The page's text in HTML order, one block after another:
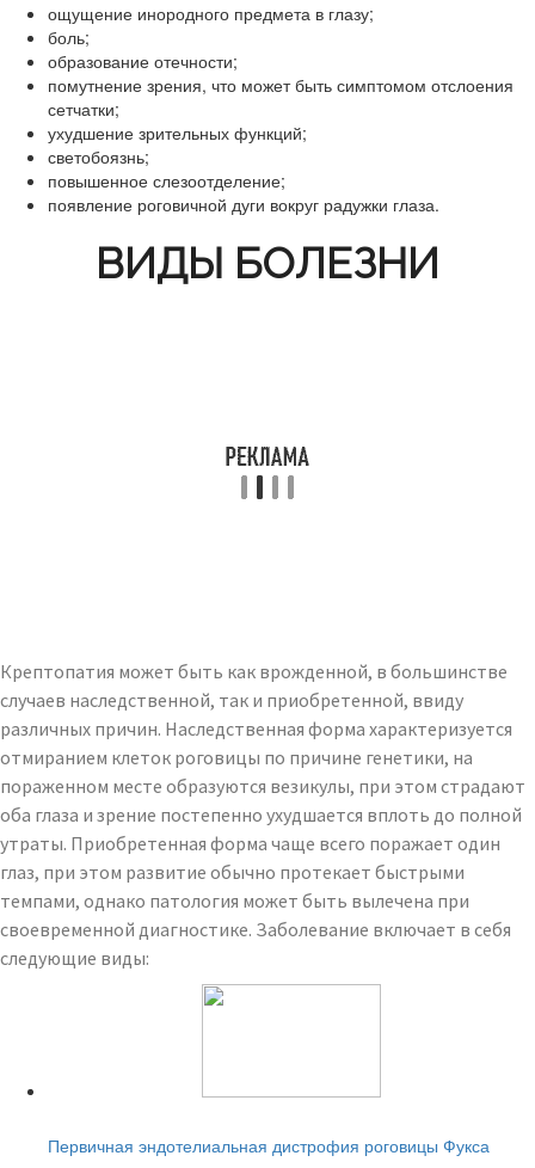
ощущение инородного предмета в глазу;
боль;
образование отечности;
помутнение зрения, что может быть симптомом отслоения
сетчатки;
ухудшение зрительных функций;
светобоязнь;
повышенное слезоотделение;
появление роговичной дуги вокруг радужки глаза.
ВИДЫ БОЛЕЗНИ
Крептопатия может быть как врожденной, в большинстве
случаев наследственной, так и приобретенной, ввиду
различных причин. Наследственная форма характеризуется
отмиранием клеток роговицы по причине генетики, на
пораженном месте образуются везикулы, при этом страдают
оба глаза и зрение постепенно ухудшается вплоть до полной
утраты. Приобретенная форма чаще всего поражает один
глаз, при этом развитие обычно протекает быстрыми
темпами, однако патология может быть вылечена при
своевременной диагностике. Заболевание включает в себя
следующие виды:
Первичная эндотелиальная дистрофия роговицы Фукса